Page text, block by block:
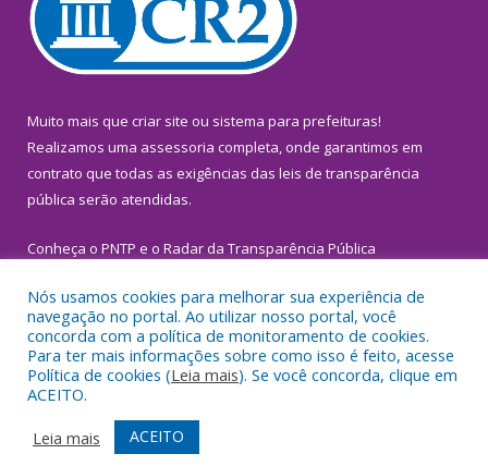
Muito mais que criar site ou sistema para prefeituras!
Realizamos uma assessoria completa, onde garantimos em
contrato que todas as exigências das leis de transparência
pública serão atendidas.
Conheça o PNTP e o Radar da Transparência Pública
Todos os direitos reservados a Prefeitura Municipal de
Inhangapi.
Mapa do Site
Acessar Área Administrativa
Acessar Webmail
Nós usamos cookies para melhorar sua experiência de
navegação no portal. Ao utilizar nosso portal, você
concorda com a política de monitoramento de cookies.
Para ter mais informações sobre como isso é feito, acesse
Política de cookies (Leia mais). Se você concorda, clique em
ACEITO.
Leia mais
ACEITO